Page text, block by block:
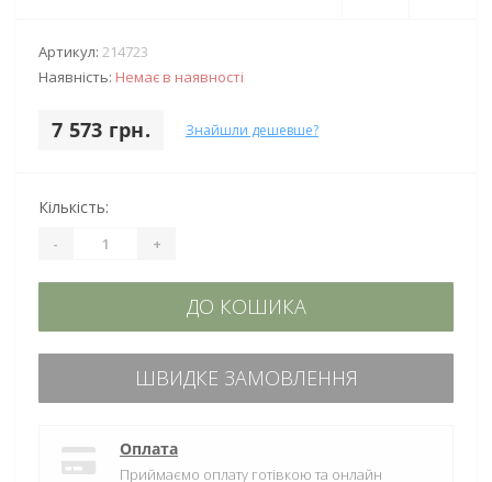
Артикул: 214723
Наявність: Немає в наявності
7 573 грн. Знайшли дешевше?
Кількість:
- +
ДО КОШИКА
ШВИДКЕ ЗАМОВЛЕННЯ
Оплата
Приймаємо оплату готівкою та онлайн